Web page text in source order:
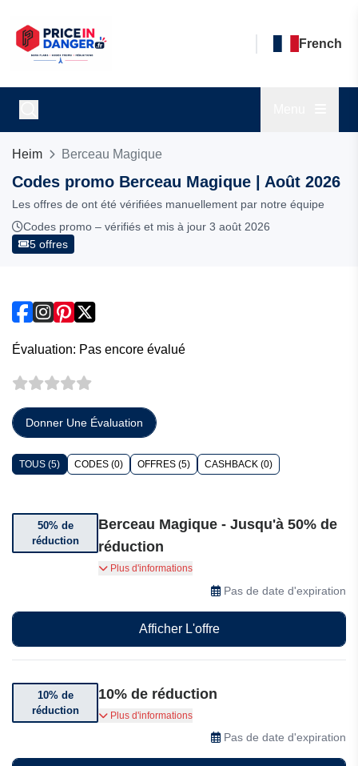
French
Heim Berceau Magique
Codes promo Berceau Magique | Août 2026
Les offres de ont été vérifiées manuellement par notre équipe
Codes promo – vérifiés et mis à jour 3 août 2026
5 offres
Évaluation: Pas encore évalué
Donner Une Évaluation
TOUS (5) CODES (0) OFFRES (5) CASHBACK (0)
50% de
réduction
Berceau Magique - Jusqu'à 50% de
réduction
Jusqu'à 50% de réduction sur une sélection
Plus d'informations
Pas de date d'expiration
Afficher L'offre
10% de
réduction
10% de réduction
Bénéficiez de 10% de réduction dès 3 articles
Plus d'informations
Pas de date d'expiration